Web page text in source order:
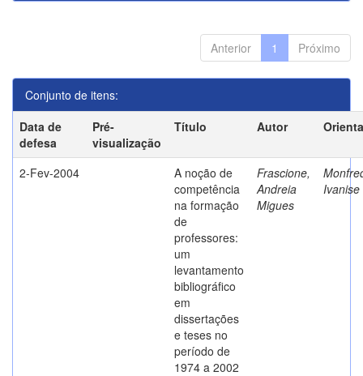
Anterior 1 Próximo
Conjunto de itens:
Data de
defesa
Pré-
visualização
Título Autor
2-Fev-2004
A noção de
competência
na formação
de
professores:
um
levantamento
bibliográfico
em
dissertações
e teses no
período de
1974 a 2002
Frascione,
Andreia
Migues
Ivanise